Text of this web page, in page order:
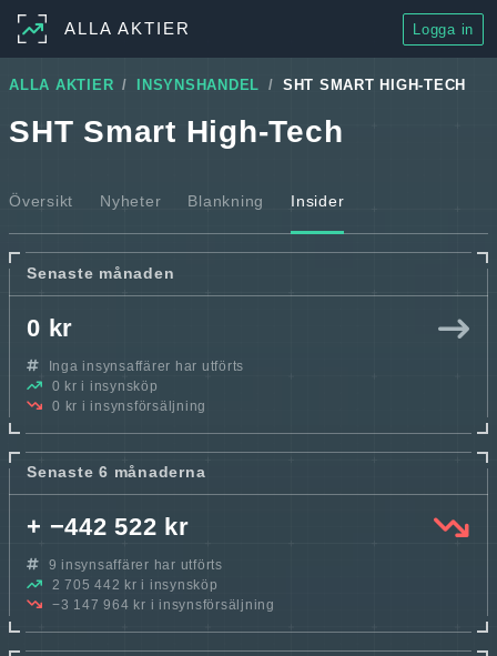
ALLA AKTIER Logga in
ALLA AKTIER INSYNSHANDEL SHT SMART HIGH-TECH
SHT Smart High-Tech
Översikt Nyheter Blankning Insider
Senaste månaden
0 kr
Inga insynsaffärer har utförts
0 kr i insynsköp
0 kr i insynsförsäljning
Senaste 6 månaderna
+ −442 522 kr
9 insynsaffärer har utförts
2 705 442 kr i insynsköp
−3 147 964 kr i insynsförsäljning